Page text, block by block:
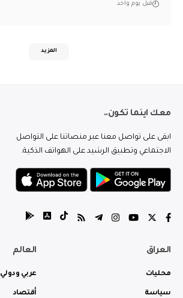
قبل يوم واحد
المزيد
معك اينما تكون..
ابقى على تواصل معنا عبر منصاتنا على التواصل
الاجتماعي وتطبيق الرشيد على الهواتف الذكية.
العراق
محليات
سياسة
العالم
عربي ودولي
أقتصاد